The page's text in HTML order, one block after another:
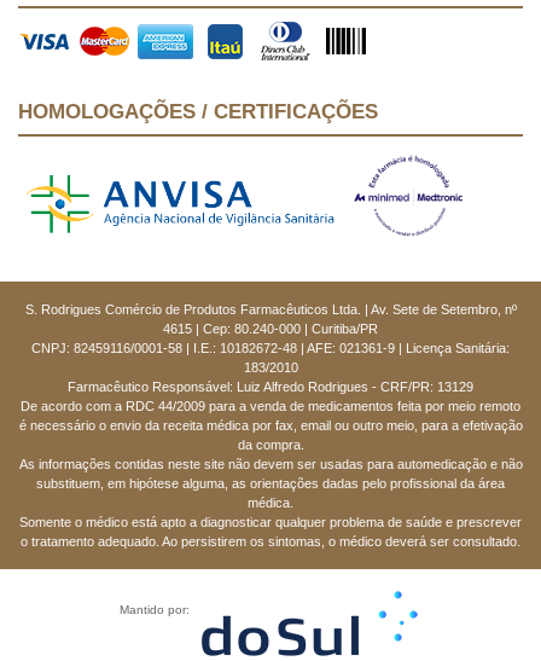
HOMOLOGAÇÕES / CERTIFICAÇÕES
S. Rodrigues Comércio de Produtos Farmacêuticos Ltda. | Av. Sete de Setembro, nº
4615 | Cep: 80.240-000 | Curitiba/PR
CNPJ: 82459116/0001-58 | I.E.: 10182672-48 | AFE: 021361-9 | Licença Sanitária:
183/2010
Farmacêutico Responsável: Luiz Alfredo Rodrigues - CRF/PR: 13129
De acordo com a RDC 44/2009 para a venda de medicamentos feita por meio remoto
é necessário o envio da receita médica por fax, email ou outro meio, para a efetivação
da compra.
As informações contidas neste site não devem ser usadas para automedicação e não
substituem, em hipótese alguma, as orientações dadas pelo profissional da área
médica.
Somente o médico está apto a diagnosticar qualquer problema de saúde e prescrever
o tratamento adequado. Ao persistirem os sintomas, o médico deverá ser consultado.
Mantido por: